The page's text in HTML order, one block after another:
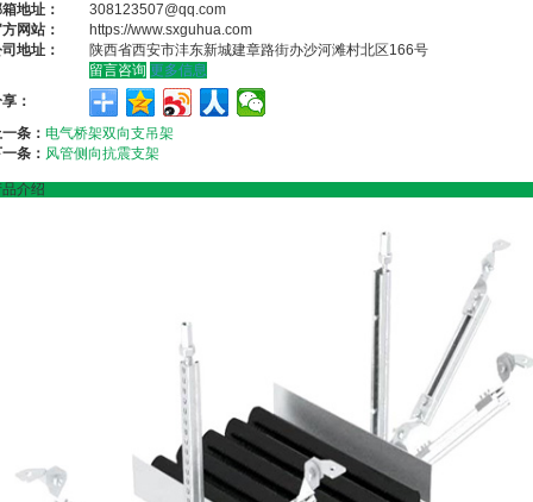
地址：
308123507@qq.com
网站：
https://www.sxguhua.com
地址：
陕西省西安市沣东新城建章路街办沙河滩村北区166号
留言咨询 更多信息
：
条： 电气桥架双向支吊架
条： 风管侧向抗震支架
介绍